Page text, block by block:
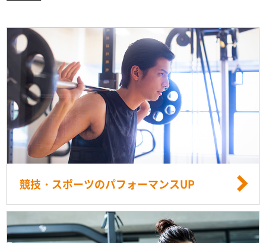
競技・スポーツのパフォーマンスUP